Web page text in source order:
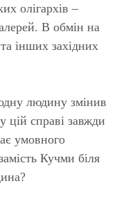
олігархів –
В обмін на
інших західних
людину змінив
цій справі завжди
умовного
Кучми біля